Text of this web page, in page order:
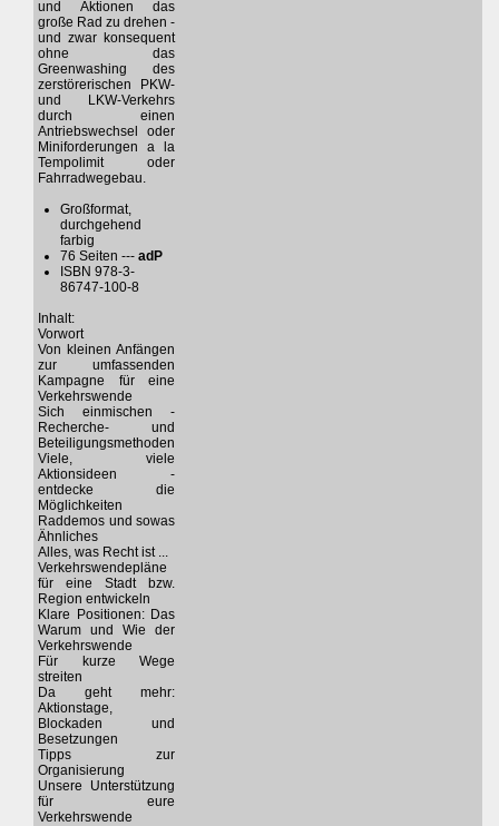
und Aktionen das
große Rad zu drehen -
und zwar konsequent
ohne das
Greenwashing des
zerstörerischen PKW-
und LKW-Verkehrs
durch einen
Antriebswechsel oder
Miniforderungen a la
Tempolimit oder
Fahrradwegebau.
Großformat,
durchgehend
farbig
76 Seiten --- adP
ISBN 978-3-
86747-100-8
Inhalt:
Vorwort
Von kleinen Anfängen
zur umfassenden
Kampagne für eine
Verkehrswende
Sich einmischen -
Recherche- und
Beteiligungsmethoden
Viele, viele
Aktionsideen -
entdecke die
Möglichkeiten
Raddemos und sowas
Ähnliches
Alles, was Recht ist ...
Verkehrswendepläne
für eine Stadt bzw.
Region entwickeln
Klare Positionen: Das
Warum und Wie der
Verkehrswende
Für kurze Wege
streiten
Da geht mehr:
Aktionstage,
Blockaden und
Besetzungen
Tipps zur
Organisierung
Unsere Unterstützung
für eure
Verkehrswende